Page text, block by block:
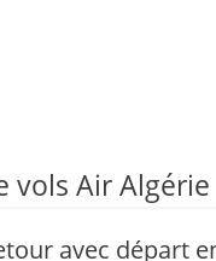
vols Air Algérie
avec départ